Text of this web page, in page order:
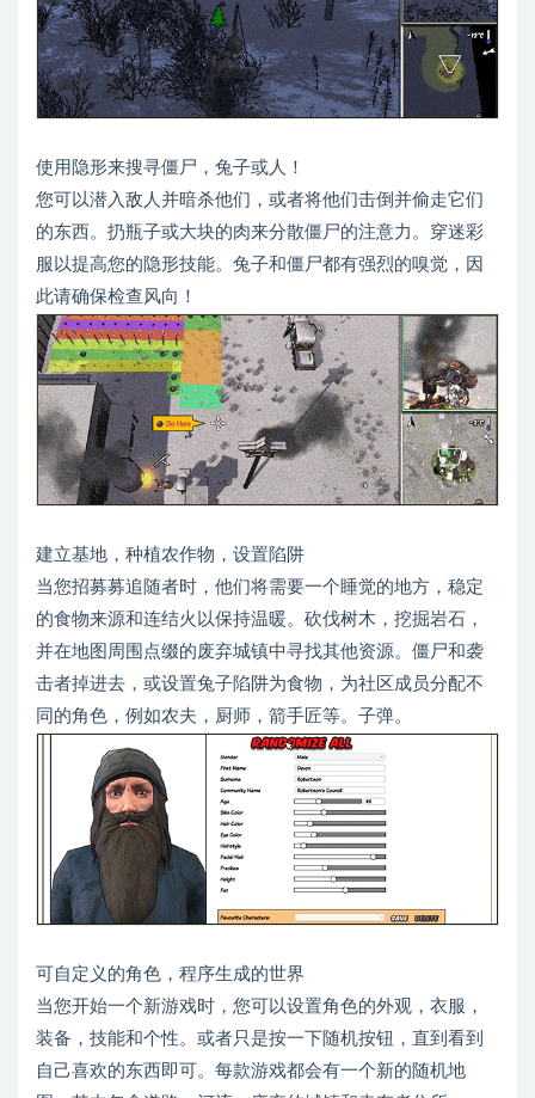
使用隐形来搜寻僵尸，兔子或人！
您可以潜入敌人并暗杀他们，或者将他们击倒并偷走它们
的东西。扔瓶子或大块的肉来分散僵尸的注意力。穿迷彩
服以提高您的隐形技能。兔子和僵尸都有强烈的嗅觉，因
此请确保检查风向！
建立基地，种植农作物，设置陷阱
当您招募募追随者时，他们将需要一个睡觉的地方，稳定
的食物来源和连结火以保持温暖。砍伐树木，挖掘岩石，
并在地图周围点缀的废弃城镇中寻找其他资源。僵尸和袭
击者掉进去，或设置兔子陷阱为食物，为社区成员分配不
同的角色，例如农夫，厨师，箭手匠等。子弹。
可自定义的角色，程序生成的世界
当您开始一个新游戏时，您可以设置角色的外观，衣服，
装备，技能和个性。或者只是按一下随机按钮，直到看到
自己喜欢的东西即可。每款游戏都会有一个新的随机地